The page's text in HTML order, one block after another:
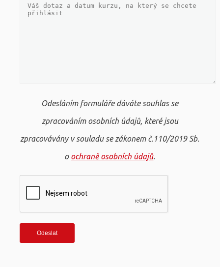
Odesláním formuláře dáváte souhlas se
zpracováním osobních údajů, které jsou
zpracovávány v souladu se zákonem č.110/2019 Sb.
o ochraně osobních údajů.